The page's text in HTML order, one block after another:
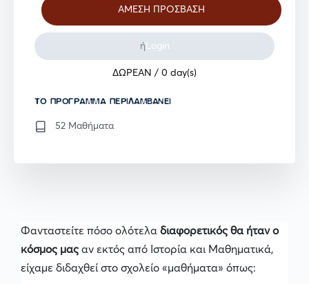
Φανταστείτε πόσο ολότελα διαφορετικός θα ήταν ο
κόσμος μαςαν εκτός από Ιστορία και Μαθηματικά,
είχαμε διδαχθεί στο σχολείο «μαθήματα» όπως:
ή Login
ΔΩΡΕΑΝ / 0 day(s)
TO ΠΡΌΓΡΑΜΜΑ ΠΕΡΙΛΑΜΒΆΝΕΙ
52 Μαθήματα